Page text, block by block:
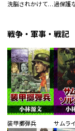
洗脳されかけていた悪役令嬢ですが家出を決意しました。【電子単行本版／特典おまけ付き】
戦争・軍事・戦記
装甲擲弾兵